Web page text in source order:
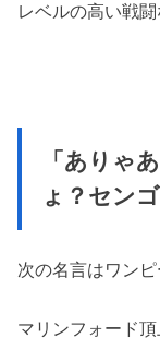
レベルの高い戦
「ありゃ
ょ？セン
次の名言はワン
マリンフォード頂